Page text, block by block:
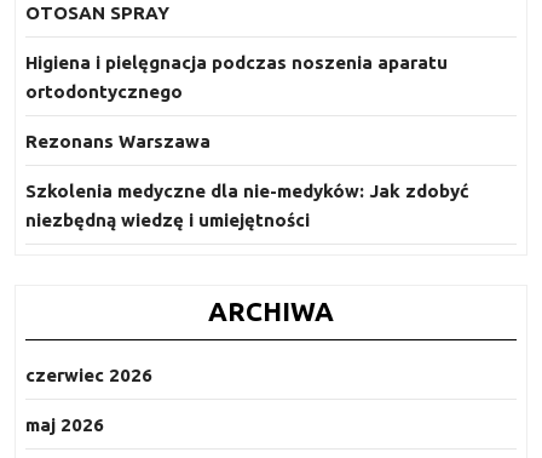
OTOSAN SPRAY
Higiena i pielęgnacja podczas noszenia aparatu
ortodontycznego
Rezonans Warszawa
Szkolenia medyczne dla nie-medyków: Jak zdobyć
niezbędną wiedzę i umiejętności
ARCHIWA
czerwiec 2026
maj 2026